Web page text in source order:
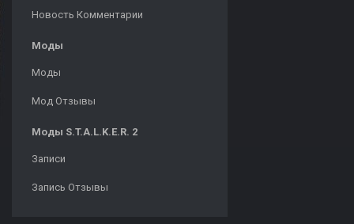
Новость Комментарии
Моды
Моды
Мод Отзывы
Моды S.T.A.L.K.E.R. 2
Записи
Запись Отзывы